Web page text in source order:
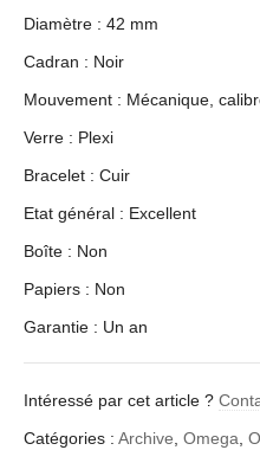
Diamètre : 42 mm
Cadran : Noir
Mouvement : Mécanique,
Verre : Plexi
Bracelet : Cuir
Etat général : Excellent
Boîte : Non
Papiers : Non
Garantie : Un an
Intéressé par cet article ?
Catégories : Archive, Omega,